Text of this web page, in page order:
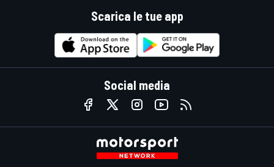
Scarica le tue app
Social media